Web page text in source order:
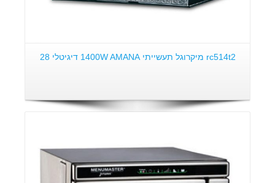
rc514t2 מיקרוגל תעשייתי 1400W AMANA דיגיטלי 28
פרטים: